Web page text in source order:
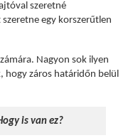
szeretné
egy korszerűtlen
Nagyon sok ilyen
hogy záros határidőn belül
is van ez?